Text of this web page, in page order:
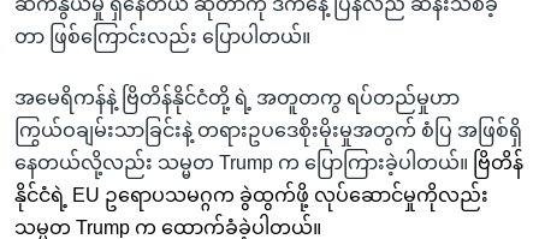
တာ ဖြစ်ကြောင်းလည်း ပြောပါတယ်။
အမေရိကန်နဲ့ ဗြိတိန်နိုင်ငံတို့ ရဲ့ အတူတကွ ရပ်တည်မှုဟာ
ကြွယ်ဝချမ်းသာခြင်းနဲ့ တရားဥပဒေစိုးမိုးမှုအတွက် စံပြ အဖြစ်ရှိ
နေတယ်လို့လည်း သမ္မတ Trump က ပြောကြားခဲ့ပါတယ်။ ဗြိတိန်
နိုင်ငံရဲ့ EU ဥရောပသမဂ္ဂက ခွဲထွက်ဖို့ လုပ်ဆောင်မှုကိုလည်း
သမ္မတ Trump က ထောက်ခံခဲ့ပါတယ်။